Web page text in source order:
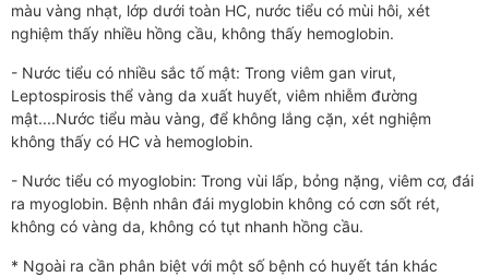
màu vàng nhạt, lớp dưới toàn HC, nước tiểu có mùi hôi, xét
nghiệm thấy nhiều hồng cầu, không thấy hemoglobin.
- Nước tiểu có nhiều sắc tố mật: Trong viêm gan virut,
Leptospirosis thể vàng da xuất huyết, viêm nhiễm đường
mật....Nước tiểu màu vàng, để không lắng cặn, xét nghiệm
không thấy có HC và hemoglobin.
- Nước tiểu có myoglobin: Trong vùi lấp, bỏng nặng, viêm cơ, đái
ra myoglobin. Bệnh nhân đái myglobin không có cơn sốt rét,
không có vàng da, không có tụt nhanh hồng cầu.
* Ngoài ra cần phân biệt với một số bệnh có huyết tán khác